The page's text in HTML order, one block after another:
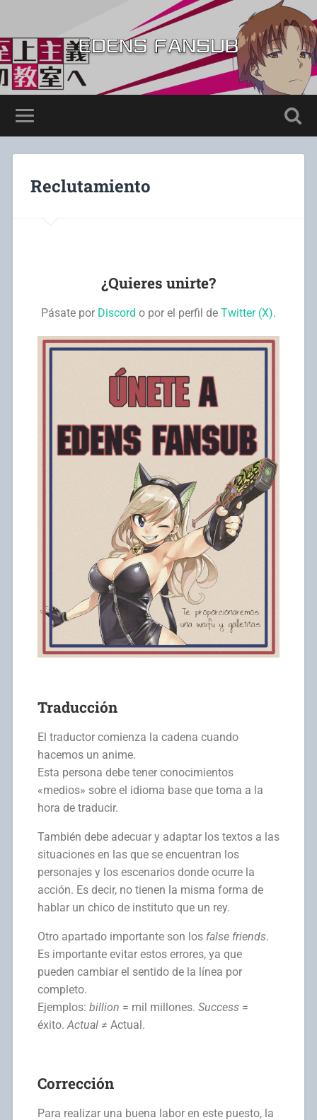
Reclutamiento
¿Quieres unirte?
Pásate por Discord o por el perfil de Twitter (X).
Traducción
El traductor comienza la cadena cuando
hacemos un anime.
Esta persona debe tener conocimientos
«medios» sobre el idioma base que toma a la
hora de traducir.
También debe adecuar y adaptar los textos a las
situaciones en las que se encuentran los
personajes y los escenarios donde ocurre la
acción. Es decir, no tienen la misma forma de
hablar un chico de instituto que un rey.
Otro apartado importante son los false friends.
Es importante evitar estos errores, ya que
pueden cambiar el sentido de la línea por
completo.
Ejemplos: billion = mil millones. Success=
éxito.Actual≠ Actual.
Corrección
Para realizar una buena labor en este puesto, la